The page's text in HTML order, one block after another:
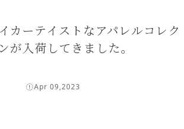
カーテイストなアパレルコレク
が入荷してきました。
Apr 09,2023